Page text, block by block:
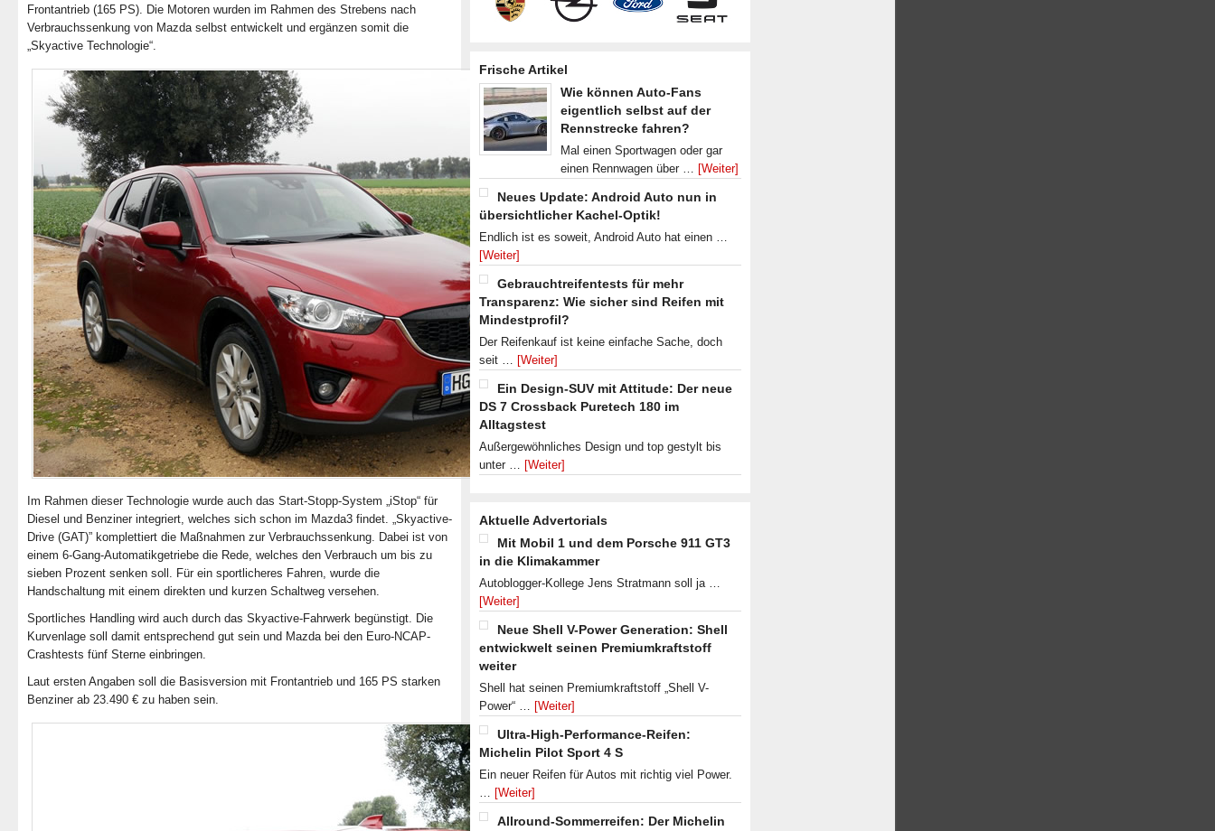
Frontantrieb (165 PS). Die Motoren wurden im Rahmen des Strebens nach
Verbrauchssenkung von Mazda selbst entwickelt und ergänzen somit die
„Skyactive Technologie“.
Im Rahmen dieser Technologie wurde auch das Start-Stopp-System „iStop“ für
Diesel und Benziner integriert, welches sich schon im Mazda3 findet. „Skyactive-
Drive (GAT)” komplettiert die Maßnahmen zur Verbrauchssenkung. Dabei ist von
einem 6-Gang-Automatikgetriebe die Rede, welches den Verbrauch um bis zu
sieben Prozent senken soll. Für ein sportlicheres Fahren, wurde die
Handschaltung mit einem direkten und kurzen Schaltweg versehen.
Sportliches Handling wird auch durch das Skyactive-Fahrwerk begünstigt. Die
Kurvenlage soll damit entsprechend gut sein und Mazda bei den Euro-NCAP-
Crashtests fünf Sterne einbringen.
Laut ersten Angaben soll die Basisversion mit Frontantrieb und 165 PS starken
Benziner ab 23.490 € zu haben sein.
Frische Artikel
Wie können Auto-Fans
eigentlich selbst auf der
Rennstrecke fahren?
Mal einen Sportwagen oder gar
einen Rennwagen über … [Weiter]
Neues Update: Android Auto nun in
übersichtlicher Kachel-Optik!
Endlich ist es soweit, Android Auto hat einen …
[Weiter]
Gebrauchtreifentests für mehr
Transparenz: Wie sicher sind Reifen mit
Mindestprofil?
Der Reifenkauf ist keine einfache Sache, doch
seit … [Weiter]
Ein Design-SUV mit Attitude: Der neue
DS 7 Crossback Puretech 180 im
Alltagstest
Außergewöhnliches Design und top gestylt bis
unter … [Weiter]
Aktuelle Advertorials
Mit Mobil 1 und dem Porsche 911 GT3
in die Klimakammer
Autoblogger-Kollege Jens Stratmann soll ja …
[Weiter]
Neue Shell V-Power Generation: Shell
entwickwelt seinen Premiumkraftstoff
weiter
Shell hat seinen Premiumkraftstoff „Shell V-
Power“ … [Weiter]
Ultra-High-Performance-Reifen:
Michelin Pilot Sport 4 S
Ein neuer Reifen für Autos mit richtig viel Power.
… [Weiter]
Allround-Sommerreifen: Der Michelin